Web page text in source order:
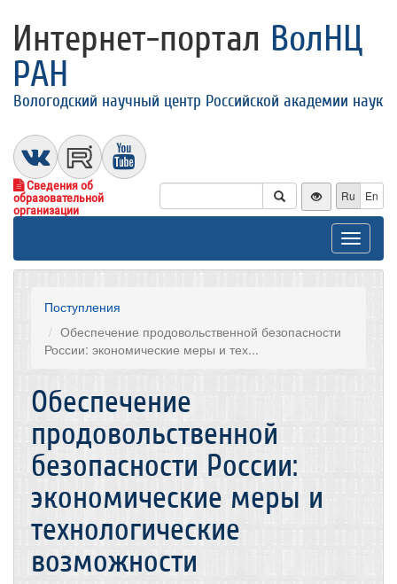
Интернет-портал ВолНЦ
РАН
Вологодский научный центр Российской академии наук
Сведения об
образовательной
организации
Ru En
Toggle
Поступления
Обеспечение продовольственной безопасности
России: экономические меры и тех...
Обеспечение
продовольственной
безопасности России:
экономические меры и
технологические
возможности